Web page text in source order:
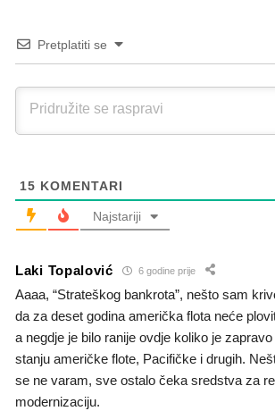
Pretplatiti se
15 KOMENTARI
Najstariji
Laki Topalović 6 godine prije
Aaaa, “Strateškog bankrota”, nešto sam
da za deset godina američka flota neće
a negdje je bilo ranije ovdje koliko je
stanju američke flote, Pacifičke i drugih.
se ne varam, sve ostalo čeka sredstva za
modernizaciju.